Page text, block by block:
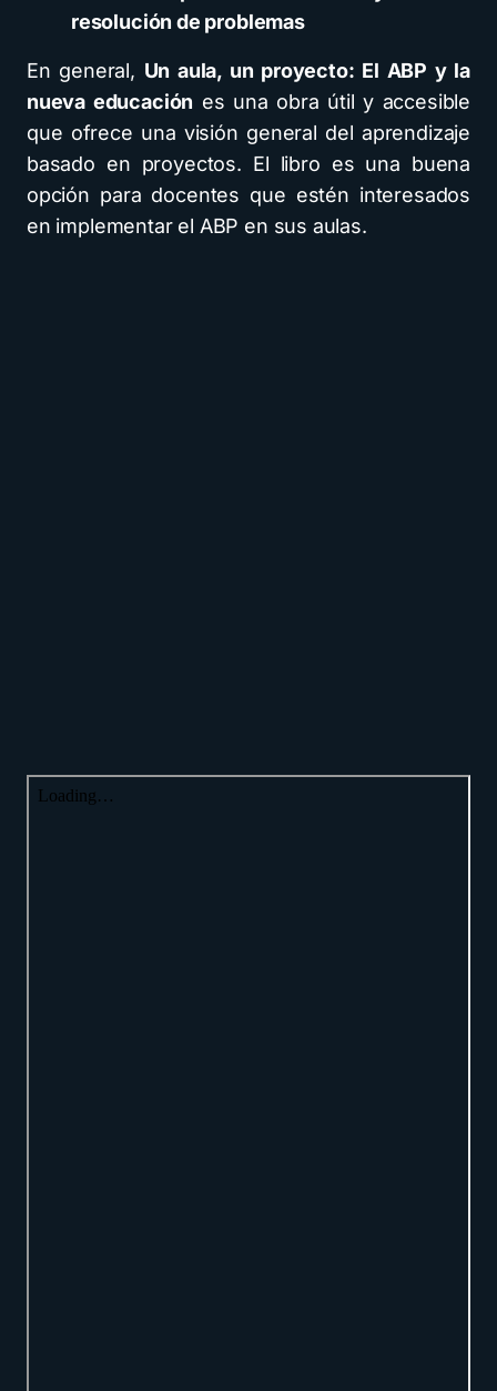
resolución de problemas
En general, Un aula, un proyecto: El ABP y la
nueva educación es una obra útil y accesible
que ofrece una visión general del aprendizaje
basado en proyectos. El libro es una buena
opción para docentes que estén interesados
en implementar el ABP en sus aulas.